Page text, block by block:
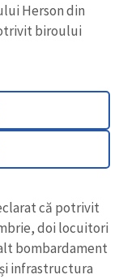
Herson din
biroului
că potrivit
doi locuitori
bombardament
infrastructura